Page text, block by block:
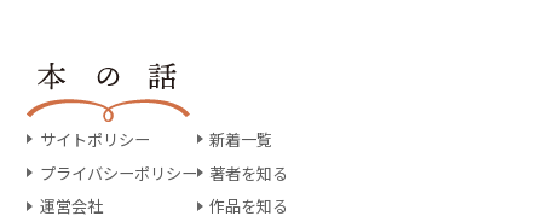
サイトポリシー
プライバシーポリシー
運営会社
新着一覧
著者を知る
作品を知る